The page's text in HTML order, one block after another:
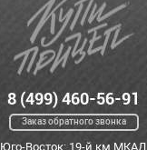
8 (499) 460-56-91
Заказ обратного звонка
Юго-Восток: 19-й км МКАД